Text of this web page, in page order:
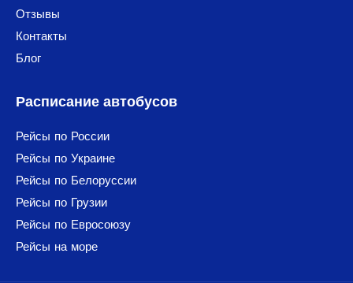
Отзывы
Контакты
Блог
Расписание автобусов
Рейсы по России
Рейсы по Украине
Рейсы по Белоруссии
Рейсы по Грузии
Рейсы по Евросоюзу
Рейсы на море